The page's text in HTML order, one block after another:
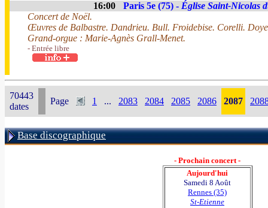
16:00 Paris 5e (75) - Église Saint-Nicolas
Concert de Noël.
Œuvres de Balbastre. Dandrieu. Bull. Froidebise. Corelli.
Grand-orgue : Marie-Agnès Grall-Menet.
- Entrée libre
70443
dates
Page 1 ... 2083 2084 2085 2086 2087
Base discographique
- Prochain concert -
Aujourd'hui
Samedi 8 Août
Rennes (35)
St-Etienne